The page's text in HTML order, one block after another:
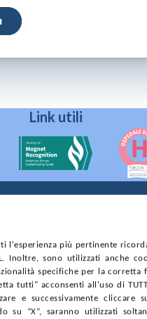
più pertinente
Inoltre, sono utilizzati anche
specifiche per la corretta
tutti" acconsenti all'uso di
e successivamente cliccare
su “X”, saranno utilizzati
Link utili
COOKIE POLICY